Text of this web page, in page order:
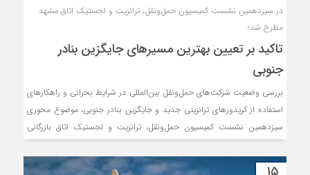
در سیزدهمین نشست کمیسیون حمل‌ونقل، ترانزیت و لجستیک اتاق مشهد
مطرح شد؛
تاکید بر تعیین بهترین مسیرهای جایگزین بنادر
جنوبی
بررسی وضعیت شرکت‌های حمل‌ونقل بین‌المللی در شرایط بحرانی و راهکارهای
استفاده از کریدورهای ترانزیتی جدید و جایگزین بنادر جنوبی، موضوع محوری
سیزدهمین نشست کمیسیون حمل‌ونقل، ترانزیت و لجستیک اتاق بازرگانی